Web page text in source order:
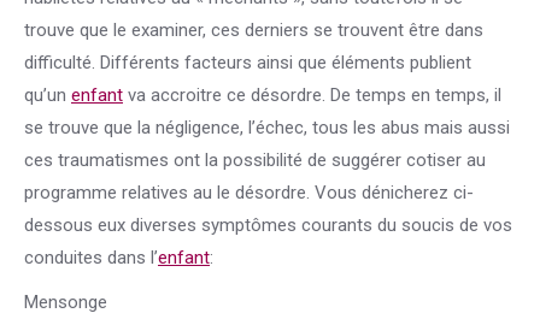
trouve que le examiner, ces derniers se trouvent être dans
difficulté. Différents facteurs ainsi que éléments publient
qu’un enfant va accroitre ce désordre. De temps en temps, il
se trouve que la négligence, l’échec, tous les abus mais aussi
ces traumatismes ont la possibilité de suggérer cotiser au
programme relatives au le désordre. Vous dénicherez ci-
dessous eux diverses symptômes courants du soucis de vos
conduites dans l’enfant:
Mensonge